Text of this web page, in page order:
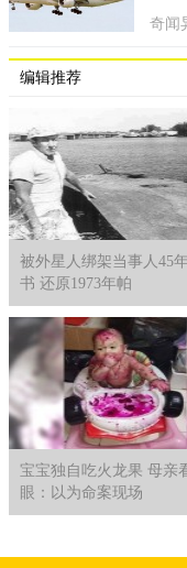
奇闻
编辑推荐
被外星人绑架当事人45
书 还原1973年帕
宝宝独自吃火龙果 母亲
眼：以为命案现场